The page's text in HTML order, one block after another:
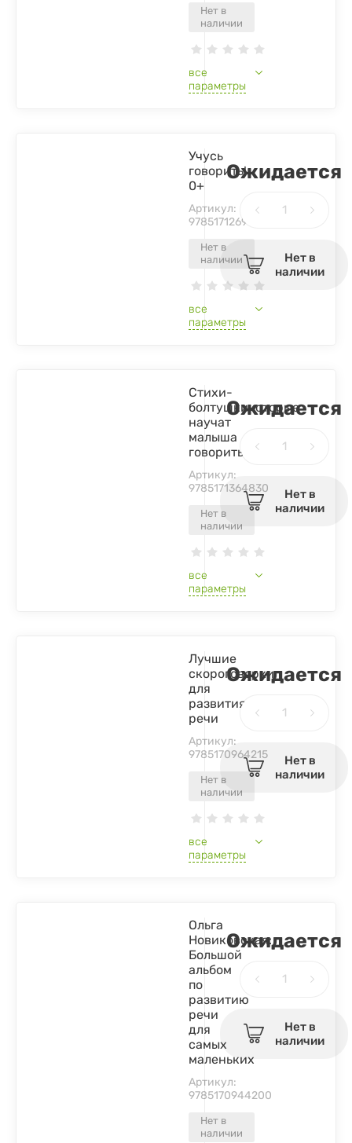
Нет в
наличии
все
параметры
Нет в
наличии
Учусь
говорить!
0+
Артикул:
9785171269999
все
параметры
Ожидается
Нет в
наличии
Нет в
наличии
Стихи-
болтушкикоторые
научат
малыша
говорить
Артикул:
9785171364830
все
параметры
Ожидается
Нет в
наличии
Нет в
наличии
Лучшие
скороговорки
для
развития
речи
Артикул:
9785170964215
все
параметры
Ожидается
Нет в
наличии
Нет в
наличии
Ольга
Новиковская:
Большой
альбом
по
развитию
речи
для
самых
маленьких
Артикул:
9785170944200
Ожидается
Нет в
наличии